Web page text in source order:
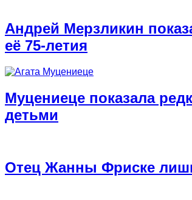
Андрей Мерзликин
её 75-летия
Муцениеце показала
детьми
Отец Жанны Фриске